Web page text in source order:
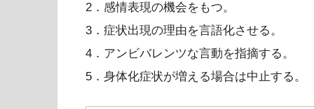
2．感情表現の機会をもつ。
3．症状出現の理由を言語化させる。
4．アンビバレンツな言動を指摘する。
5．身体化症状が増える場合は中止する。